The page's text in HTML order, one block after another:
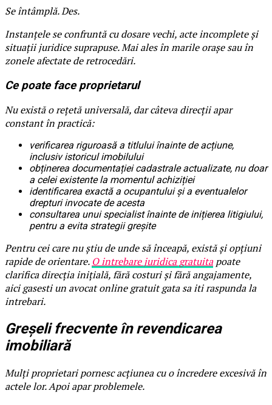
Se întâmplă. Des.
Instanțele se confruntă cu dosare vechi, acte incomplete și
situații juridice suprapuse. Mai ales în marile orașe sau în
zonele afectate de retrocedări.
Ce poate face proprietarul
Nu există o rețetă universală, dar câteva direcții apar
constant în practică:
verificarea riguroasă a titlului înainte de acțiune,
inclusiv istoricul imobilului
obținerea documentației cadastrale actualizate, nu doar
a celei existente la momentul achiziției
identificarea exactă a ocupantului și a eventualelor
drepturi invocate de acesta
consultarea unui specialist înainte de inițierea litigiului,
pentru a evita strategii greșite
Pentru cei care nu știu de unde să înceapă, există și opțiuni
rapide de orientare. O intrebare juridica gratuitapoate
clarifica direcția inițială, fără costuri și fără angajamente,
aici gasesti un avocat online gratuit gata sa iti raspunda la
intrebari.
Greșeli frecvente în revendicarea
imobiliară
Mulți proprietari pornesc acțiunea cu o încredere excesivă în
actele lor. Apoi apar problemele.